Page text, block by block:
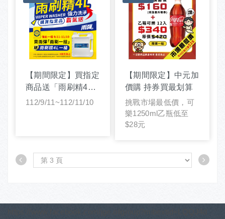
【期間限定】買指定
商品送「雨刷精4L
一桶」
112/9/11~112/11/10
【期間限定】中元加
價購 持券買最划算
挑戰市場最低價，可
樂1250ml乙瓶低至
$28元